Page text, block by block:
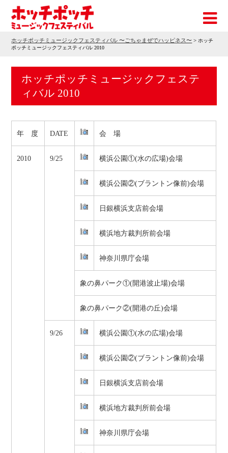
ホッチポッチミュージックフェスティバル 〜ごちゃまぜでハッピネス〜 > ホッチ
ポッチミュージックフェスティバル 2010
ホッチポッチミュージックフェステ
ィバル 2010
年 度 DATE 会 場
2010 9/25 横浜公園①(水の広場)会場
横浜公園②(ブラントン像前)会場
日銀横浜支店前会場
横浜地方裁判所前会場
神奈川県庁会場
象の鼻パーク①(開港波止場)会場
象の鼻パーク②(開港の丘)会場
9/26 横浜公園①(水の広場)会場
横浜公園②(ブラントン像前)会場
日銀横浜支店前会場
横浜地方裁判所前会場
神奈川県庁会場